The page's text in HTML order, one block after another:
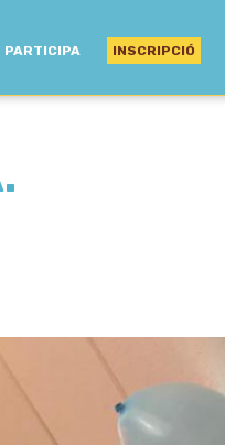
PARTICIPA INSCRIPCIÓ